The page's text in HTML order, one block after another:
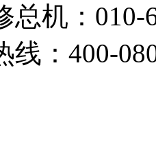
机：010-
线：400-